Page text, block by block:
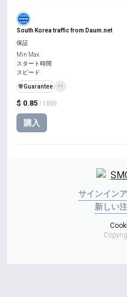
South Korea traffic from Daum.net
$ 0.85 / 1000
購入
保証
Min Max
スタート時間
スピード
️🛡️Guarantee +1
サインイン
新しい